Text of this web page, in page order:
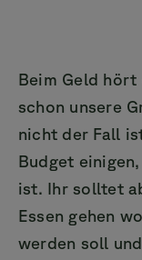
Beim Geld hört
schon unsere
nicht der Fall
Budget
ist. Ihr solltet
Essen gehen
werden soll